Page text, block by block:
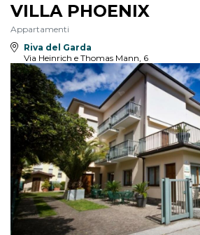
VILLA PHOENIX
Appartamenti
Riva del Garda
Via Heinrich e Thomas Mann, 6